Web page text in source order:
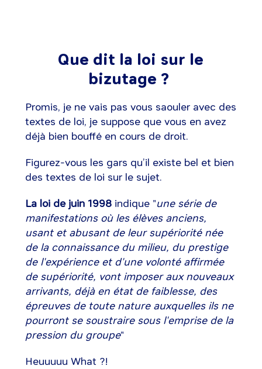
Que dit la loi sur le
bizutage ?
Promis, je ne vais pas vous saouler avec des
textes de loi, je suppose que vous en avez
déjà bien bouffé en cours de droit.
Figurez-vous les gars qu’il existe bel et bien
des textes de loi sur le sujet.
La loi de juin 1998indique "une série de
manifestations où les élèves anciens,
usant et abusant de leur supériorité née
de la connaissance du milieu, du prestige
de l'expérience et d'une volonté affirmée
de supériorité, vont imposer aux nouveaux
arrivants, déjà en état de faiblesse, des
épreuves de toute nature auxquelles ils ne
pourront se soustraire sous l'emprise de la
pression du groupe"
Heuuuuu What ?!